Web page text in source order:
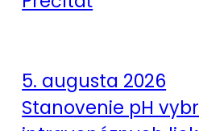
5. augusta 2026
Stanovenie pH